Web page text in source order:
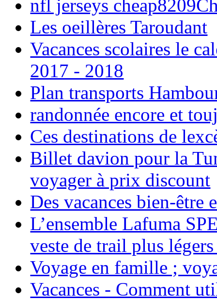
nfl jerseys
Les oeillères Taroudant
Vacances scolaires le
2017 - 2018
Plan transports
randonnée encore et
Ces destinations de
Billet davion pour la
voyager à prix discount
Des vacances bien-être
L’ensemble Lafuma
veste de trail plus
Voyage en famille ;
Vacances - Comment